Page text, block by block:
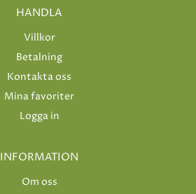
HANDLA
Villkor
Betalning
Kontakta oss
Mina favoriter
Logga in
INFORMATION
Om oss